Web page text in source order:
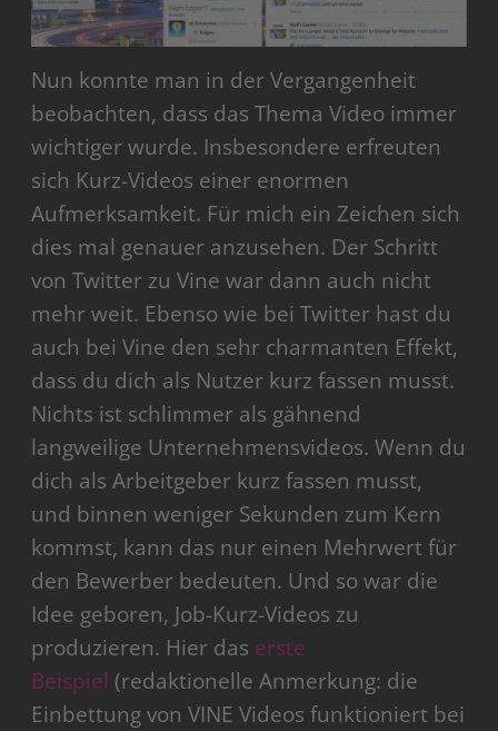
Nun konnte man in der Vergangenheit
beobachten, dass das Thema Video immer
wichtiger wurde. Insbesondere erfreuten
sich Kurz-Videos einer enormen
Aufmerksamkeit. Für mich ein Zeichen sich
dies mal genauer anzusehen. Der Schritt
von Twitter zu Vine war dann auch nicht
mehr weit. Ebenso wie bei Twitter hast du
auch bei Vine den sehr charmanten Effekt,
dass du dich als Nutzer kurz fassen musst.
Nichts ist schlimmer als gähnend
langweilige Unternehmensvideos. Wenn du
dich als Arbeitgeber kurz fassen musst,
und binnen weniger Sekunden zum Kern
kommst, kann das nur einen Mehrwert für
den Bewerber bedeuten. Und so war die
Idee geboren, Job-Kurz-Videos zu
produzieren. Hier das erste
Beispiel (redaktionelle Anmerkung: die
Einbettung von VINE Videos funktioniert bei